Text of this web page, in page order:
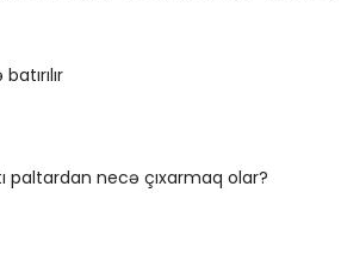
paltardan necə çıxarmaq olar?